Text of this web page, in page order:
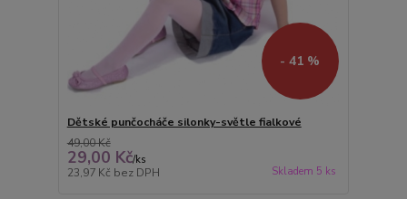
- 41 %
Dětské punčocháče silonky-světle fialkové
49,00 Kč
29,00 Kč/ks
23,97 Kč bez DPH Skladem 5 ks